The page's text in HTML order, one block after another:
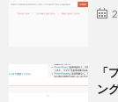
「
ン